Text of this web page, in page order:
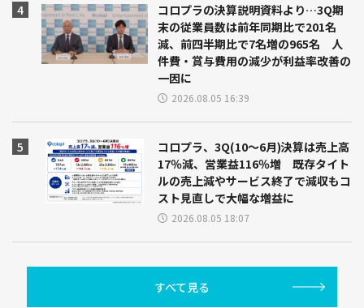
コロプラの決算説明資料より…3Q期
末の従業員数は前年同期比で201名
減、前四半期比で7名増の965名 人
件費・賞与費用の減少が利益率改善の
一因に
2026.08.05 16:39
コロプラ、3Q(10～6月)決算は売上高
17％減、営業益116％増 既存タイト
ルの売上減やサービス終了で減収もコ
スト見直しで大幅な増益に
2026.08.05 18:07
すべて見る